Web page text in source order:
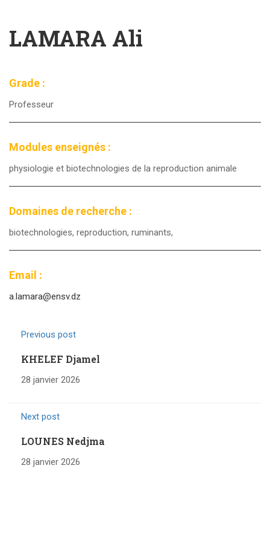
LAMARA Ali
Grade :
Professeur
Modules enseignés :
physiologie et biotechnologies de la reproduction animale
Domaines de recherche :
biotechnologies, reproduction, ruminants,
Email :
a.lamara@ensv.dz
Previous post
KHELEF Djamel
28 janvier 2026
Next post
LOUNES Nedjma
28 janvier 2026